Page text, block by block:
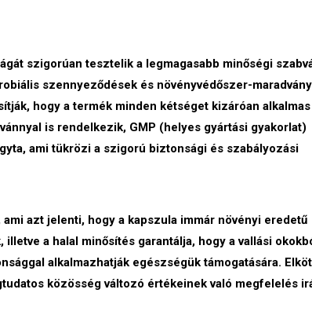
szigorúan tesztelik a legmagasabb minőségi
szennyeződések és növényvédőszer-
hogy a termék minden kétséget kizáróan alkalmas
is rendelkezik, GMP (helyes gyártási gyakorlat)
ami tükrözi a szigorú biztonsági és szabályozási
azt jelenti, hogy a kapszula immár növényi eredetű
a halal minősítés garantálja, hogy a vallási
alkalmazhatják egészségük támogatására.
közösség változó értékeinek való megfelelés